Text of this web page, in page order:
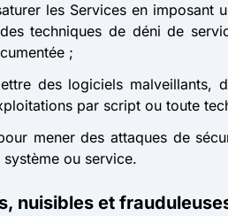
les Services en imposant
techniques de déni de
;
des logiciels
par script ou toute
mener des attaques de
ou service.
nuisibles et